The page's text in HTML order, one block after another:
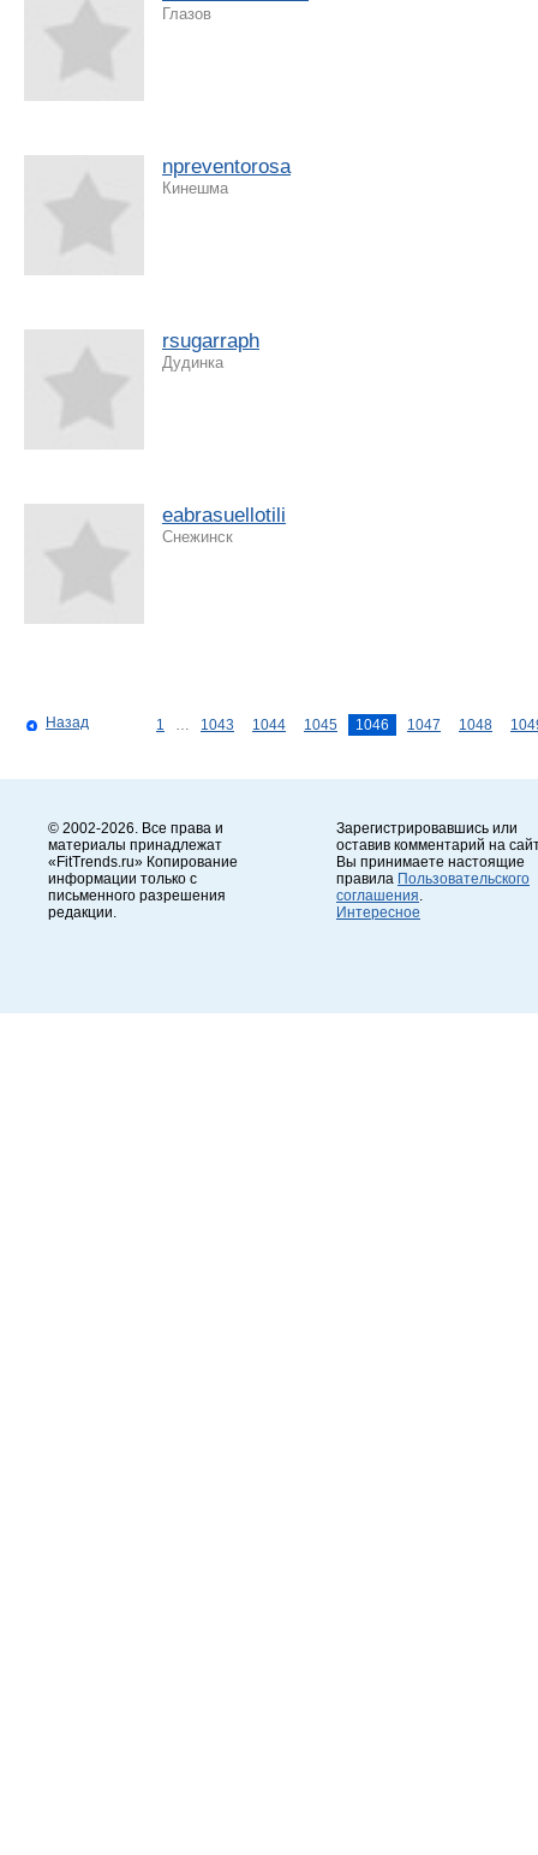
Глазов
npreventorosa
Кинешма
rsugarraph
Дудинка
eabrasuellotili
Снежинск
Назад 1 1043 1044 1045 1046 1047 1048
© 2002-2026. Все права и
материалы принадлежат
«FitTrends.ru» Копирование
информации только с
письменного разрешения
редакции.
Зарегистрировавшись или
оставив комментарий на
Вы принимаете настоящие
правила Пользовательского
соглашения
Интересное